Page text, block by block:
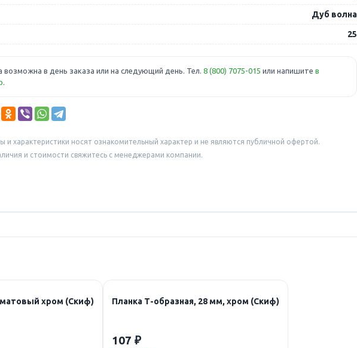
Дуб волна
25
возможна в день заказа или на следующий день. Тел.8 (800) 7075-015 или напишитев
и характеристики носят ознакомительный характер и не являются публичной офертой.
и стоимости свяжитесь с менеджерами компании.
хром (Скиф) Планка Т-образная, 28 мм, хром (Скиф)
107 ₽